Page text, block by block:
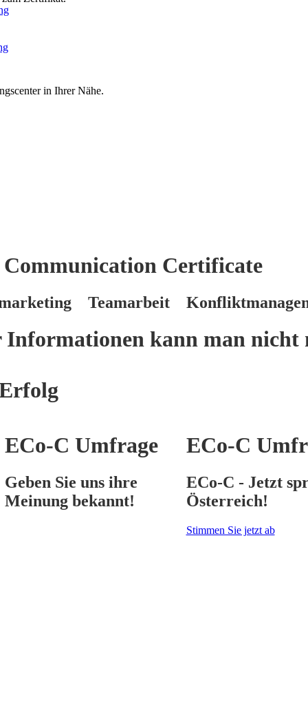
Certificate
Teamarbeit
Informationen kann man nicht
ECo-C Umfrage
Geben Sie uns ihre
Meinung bekannt!
ECo-C
ECo-C - Jetzt
Österreich!
Stimmen Sie jetzt ab
in Ihrer Nähe.